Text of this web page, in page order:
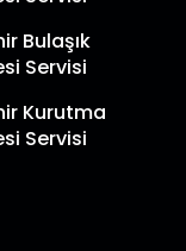
Bulaşık
Servisi
Kurutma
Servisi